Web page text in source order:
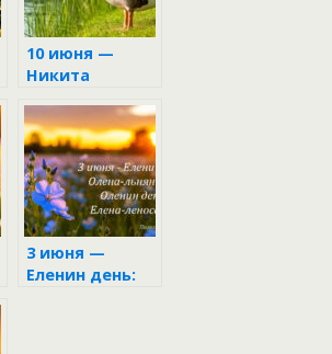
10 июня —
Никита
приметы и
запреты
3 июня —
Еленин день: